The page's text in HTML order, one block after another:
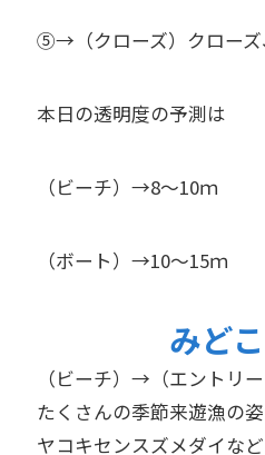
⑤→（クローズ）クローズ
本日の透明度の予測は
（ビーチ）→8～10ｍ
（ボート）→10～15ｍ
みど
（ビーチ）→（エントリ
たくさんの季節来遊漁の
ヤコキセンスズメダイな